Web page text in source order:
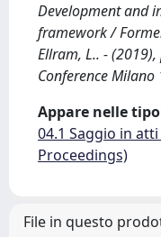
Development and
framework /
Ellram, L.. - (2019),
Conference
Appare nelle
04.1 Saggio in
Proceedings)
File in questo